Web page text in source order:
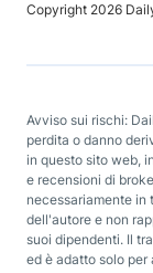
Copyright 2026
Avviso sui rischi:
perdita o danno
in questo sito web,
e recensioni di
necessariamente in
dell'autore e non
suoi dipendenti. Il
ed è adatto solo